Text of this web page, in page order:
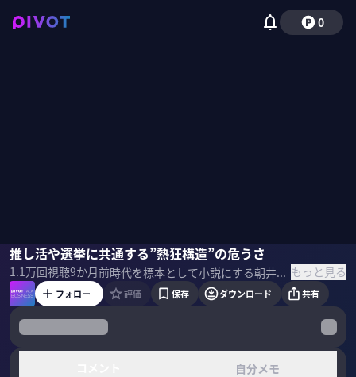
0
推し活や選挙に共通する”熱狂構造”の危うさ
1.1万回視聴9か月前 時代を標本として小説にする朝井リョウ氏の新刊『イン・ザ・メガチャーチ』。ファンダム経済を題材に選んだ理由とは？時代を標本にする着眼点やデビュー作が与えた影響など作家としての想いを聞いた。 訂正： スライドに一部誤りがございました、心からお詫び申し上げます。 誤：2021年「平成を生きよ」 正：2022年エッセイ「そして誰もゆとらなくなった」 『時をかけるゆとり』『風と共にゆとりぬ』に続く第三弾 誤:2019年『発注いただきました』 正:2020年『発注いただきました！』 ▼プロフィール 朝井リョウ｜小説家 2009年『桐島、部活やめるってよ』で小説すばる新人賞を受賞しデビュー。 『何者」で直木賞、『世界地図の下書き』で坪田譲治文学賞、『正欲」で柴田錬三郎賞を受賞。 著書に『スター』 『そして誰もゆとらなくなった』 『生殖記』など多数。 ＜参考書籍＞ 『イン・ザ・メガチャーチ』 朝井リョウ（著）日経BP（刊） もっと見る
朝井リョウ野嶋紗己子
フォロー 評価 保存 ダウンロード 共有
自分メモ